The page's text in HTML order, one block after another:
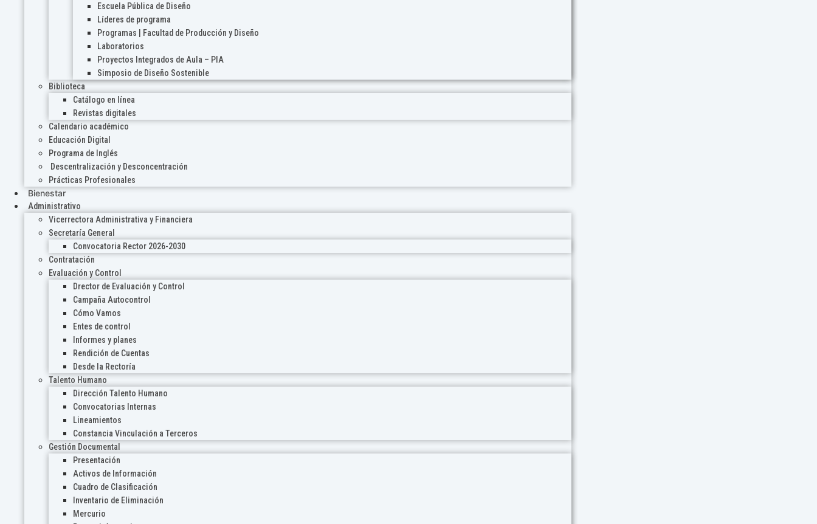
Escuela Pública de Diseño
Líderes de programa
Programas | Facultad de Producción y Diseño
Laboratorios
Proyectos Integrados de Aula – PIA
Simposio de Diseño Sostenible
Biblioteca
Catálogo en línea
Revistas digitales
Calendario académico
Educación Digital
Programa de Inglés
Descentralización y Desconcentración
Prácticas Profesionales
Bienestar
Administrativo
Vicerrectora Administrativa y Financiera
Secretaría General
Convocatoria Rector 2026-2030
Contratación
Evaluación y Control
Drector de Evaluación y Control
Campaña Autocontrol
Cómo Vamos
Entes de control
Informes y planes
Rendición de Cuentas
Desde la Rectoría
Talento Humano
Dirección Talento Humano
Convocatorias Internas
Lineamientos
Constancia Vinculación a Terceros
Gestión Documental
Presentación
Activos de Información
Cuadro de Clasificación
Inventario de Eliminación
Mercurio